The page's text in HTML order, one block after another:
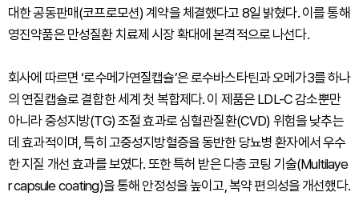
대한 공동판매(코프로모션) 계약을 체결했다고 8일 밝혔다. 이를 통해
영진약품은 만성질환 치료제 시장 확대에 본격적으로 나선다.
회사에 따르면 ‘로수메가연질캡슐’은 로수바스타틴과 오메가3를 하나
의 연질캡슐로 결합한 세계 첫 복합제다. 이 제품은 LDL-C 감소뿐만
아니라 중성지방(TG) 조절 효과로 심혈관질환(CVD) 위험을 낮추는
데 효과적이며, 특히 고중성지방혈증을 동반한 당뇨병 환자에서 우수
한 지질 개선 효과를 보였다. 또한 특허 받은 다층 코팅 기술(Multilaye
r capsule coating)을 통해 안정성을 높이고, 복약 편의성을 개선했다.